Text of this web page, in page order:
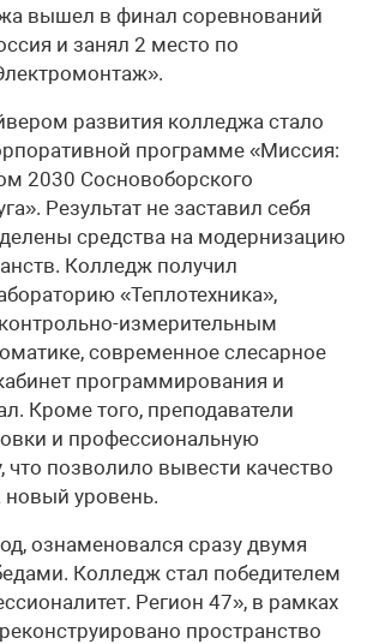
вышел в финал соревнований
и занял 2 место по
развития колледжа стало
программе «Миссия:
2030 Сосновоборского
Результат не заставил себя
средства на модернизацию
Колледж получил
«Теплотехника»,
измерительным
современное слесарное
программирования и
Кроме того, преподаватели
и профессиональную
что позволило вывести качество
новый уровень.
ознаменовался сразу двумя
Колледж стал победителем
Регион 47», в рамках
пространство